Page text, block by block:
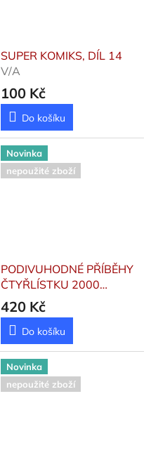
SUPER KOMIKS, DÍL 14
V/A
100 Kč
Do košíku
Novinka
nepoužité zboží
PODIVUHODNÉ PŘÍBĚHY
ČTYŘLÍSTKU 2000
Němeček, Jaroslav;
Poborák, Jiří; Štíplo
420 Kč
Do košíku
Novinka
nepoužité zboží